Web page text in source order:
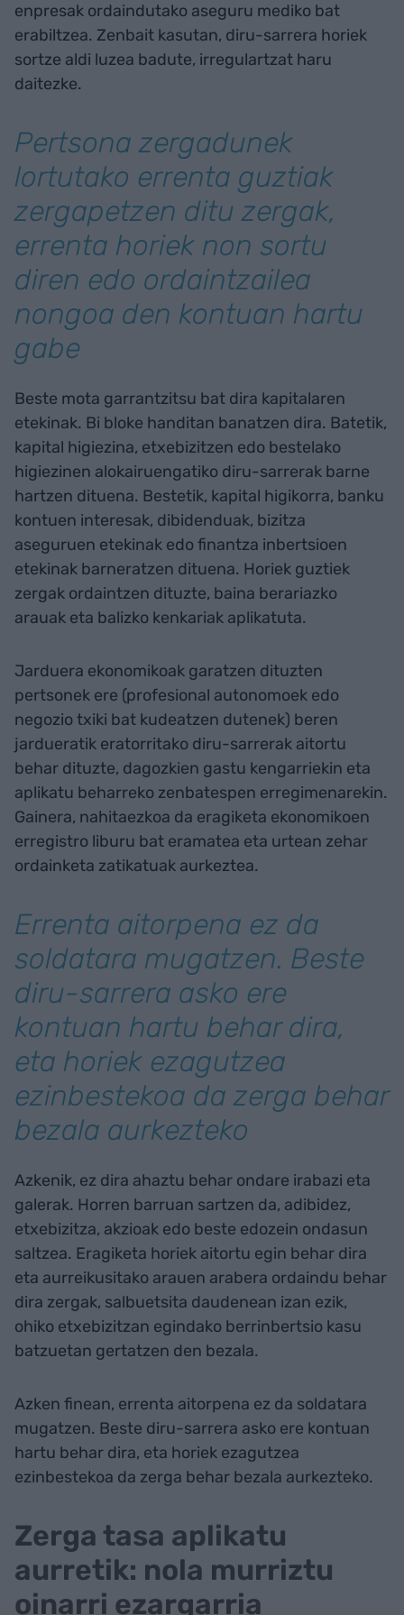
enpresak ordaindutako aseguru mediko bat
erabiltzea. Zenbait kasutan, diru-sarrera horiek
sortze aldi luzea badute, irregulartzat haru
daitezke.
Pertsona zergadunek
lortutako errenta guztiak
zergapetzen ditu zergak,
errenta horiek non sortu
diren edo ordaintzailea
nongoa den kontuan hartu
gabe
Beste mota garrantzitsu bat dira kapitalaren
etekinak. Bi bloke handitan banatzen dira. Batetik,
kapital higiezina, etxebizitzen edo bestelako
higiezinen alokairuengatiko diru-sarrerak barne
hartzen dituena. Bestetik, kapital higikorra, banku
kontuen interesak, dibidenduak, bizitza
aseguruen etekinak edo finantza inbertsioen
etekinak barneratzen dituena. Horiek guztiek
zergak ordaintzen dituzte, baina berariazko
arauak eta balizko kenkariak aplikatuta.
Jarduera ekonomikoak garatzen dituzten
pertsonek ere (profesional autonomoek edo
negozio txiki bat kudeatzen dutenek) beren
jardueratik eratorritako diru-sarrerak aitortu
behar dituzte, dagozkien gastu kengarriekin eta
aplikatu beharreko zenbatespen erregimenarekin.
Gainera, nahitaezkoa da eragiketa ekonomikoen
erregistro liburu bat eramatea eta urtean zehar
ordainketa zatikatuak aurkeztea.
Errenta aitorpena ez da
soldatara mugatzen. Beste
diru-sarrera asko ere
kontuan hartu behar dira,
eta horiek ezagutzea
ezinbestekoa da zerga behar
bezala aurkezteko
Azkenik, ez dira ahaztu behar ondare irabazi eta
galerak. Horren barruan sartzen da, adibidez,
etxebizitza, akzioak edo beste edozein ondasun
saltzea. Eragiketa horiek aitortu egin behar dira
eta aurreikusitako arauen arabera ordaindu behar
dira zergak, salbuetsita daudenean izan ezik,
ohiko etxebizitzan egindako berrinbertsio kasu
batzuetan gertatzen den bezala.
Azken finean, errenta aitorpena ez da soldatara
mugatzen. Beste diru-sarrera asko ere kontuan
hartu behar dira, eta horiek ezagutzea
ezinbestekoa da zerga behar bezala aurkezteko.
Zerga tasa aplikatu
aurretik: nola murriztu
oinarri ezargarria